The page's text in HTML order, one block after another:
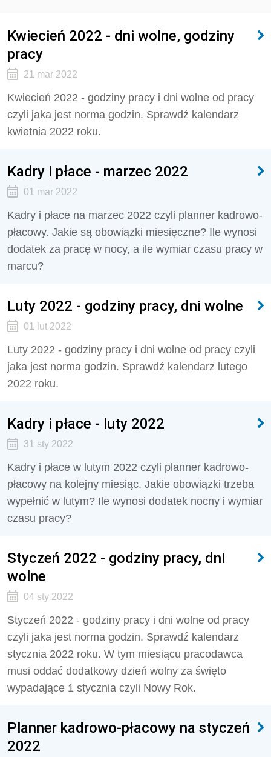
Kwiecień 2022 - dni wolne, godziny
pracy
21 mar 2022
Kwiecień 2022 - godziny pracy i dni wolne od pracy
czyli jaka jest norma godzin. Sprawdź kalendarz
kwietnia 2022 roku.
Kadry i płace - marzec 2022
01 mar 2022
Kadry i płace na marzec 2022 czyli planner kadrowo-
płacowy. Jakie są obowiązki miesięczne? Ile wynosi
dodatek za pracę w nocy, a ile wymiar czasu pracy w
marcu?
Luty 2022 - godziny pracy, dni wolne
01 lut 2022
Luty 2022 - godziny pracy i dni wolne od pracy czyli
jaka jest norma godzin. Sprawdź kalendarz lutego
2022 roku.
Kadry i płace - luty 2022
31 sty 2022
Kadry i płace w lutym 2022 czyli planner kadrowo-
płacowy na kolejny miesiąc. Jakie obowiązki trzeba
wypełnić w lutym? Ile wynosi dodatek nocny i wymiar
czasu pracy?
Styczeń 2022 - godziny pracy, dni
wolne
04 sty 2022
Styczeń 2022 - godziny pracy i dni wolne od pracy
czyli jaka jest norma godzin. Sprawdź kalendarz
stycznia 2022 roku. W tym miesiącu pracodawca
musi oddać dodatkowy dzień wolny za święto
wypadające 1 stycznia czyli Nowy Rok.
Planner kadrowo-płacowy na styczeń
2022